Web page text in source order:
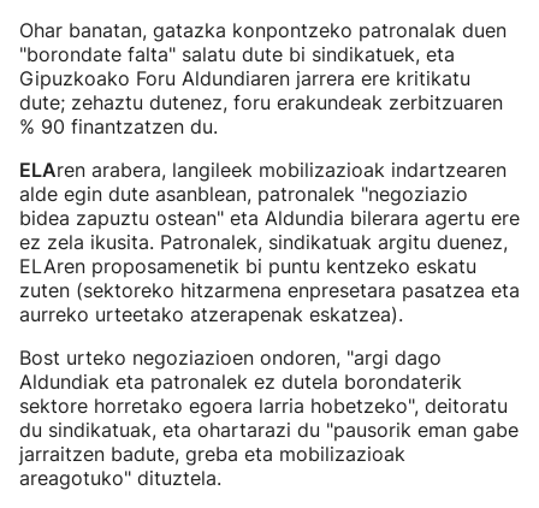
Ohar banatan, gatazka konpontzeko patronalak duen
"borondate falta" salatu dute bi sindikatuek, eta
Gipuzkoako Foru Aldundiaren jarrera ere kritikatu
dute; zehaztu dutenez, foru erakundeak zerbitzuaren
% 90 finantzatzen du.
ELAren arabera, langileek mobilizazioak indartzearen
alde egin dute asanblean, patronalek "negoziazio
bidea zapuztu ostean" eta Aldundia bilerara agertu ere
ez zela ikusita. Patronalek, sindikatuak argitu duenez,
ELAren proposamenetik bi puntu kentzeko eskatu
zuten (sektoreko hitzarmena enpresetara pasatzea eta
aurreko urteetako atzerapenak eskatzea).
Bost urteko negoziazioen ondoren, "argi dago
Aldundiak eta patronalek ez dutela borondaterik
sektore horretako egoera larria hobetzeko", deitoratu
du sindikatuak, eta ohartarazi du "pausorik eman gabe
jarraitzen badute, greba eta mobilizazioak
areagotuko" dituztela.